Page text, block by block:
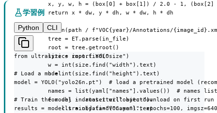
x, y, w, h = (box[0] + box[1]) / 2.0 - 1,
          return x * dw, y * dh, w * dw, h * dh
with open(path / f"VOC{year}/Annotations/
          tree = ET.parse(in_file)
          root = tree.getroot()
          size = root.find("size")
          w = int(size.find("width").text)
          h = int(size.find("height").text)
          names = list(yaml["names"].values())  # names list
          for obj in root.iter("object"):
              cls = obj.find("name").text
学習例
Python
CLI
from ultralytics import YOLO
# Load a model
model = YOLO("yolo26n.pt")  # load a pretrained model
# Train the model - dataset will auto-download on first run
results = model.train(data="VOC.yaml", epochs=100,